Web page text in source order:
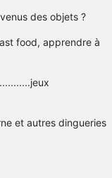
des objets ?
food, apprendre à
et autres dingueries